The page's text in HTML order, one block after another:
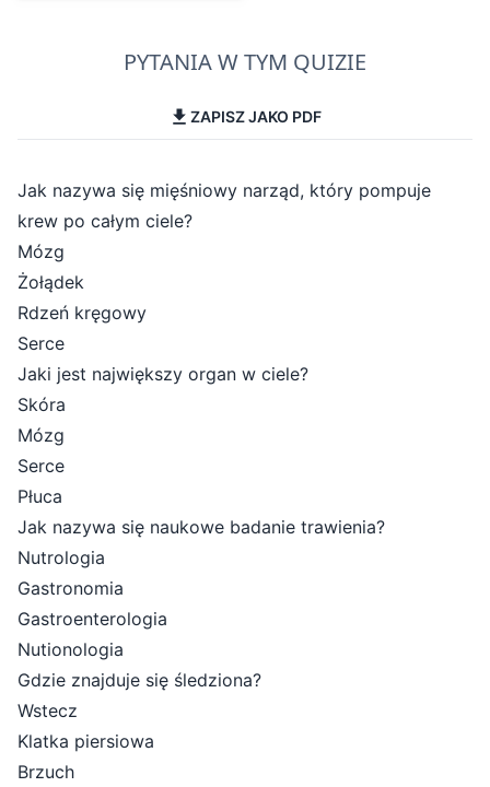
PYTANIA W TYM QUIZIE
ZAPISZ JAKO PDF
Jak nazywa się mięśniowy narząd, który pompuje
krew po całym ciele?
Mózg
Żołądek
Rdzeń kręgowy
Serce
Jaki jest największy organ w ciele?
Skóra
Mózg
Serce
Płuca
Jak nazywa się naukowe badanie trawienia?
Nutrologia
Gastronomia
Gastroenterologia
Nutionologia
Gdzie znajduje się śledziona?
Wstecz
Klatka piersiowa
Brzuch